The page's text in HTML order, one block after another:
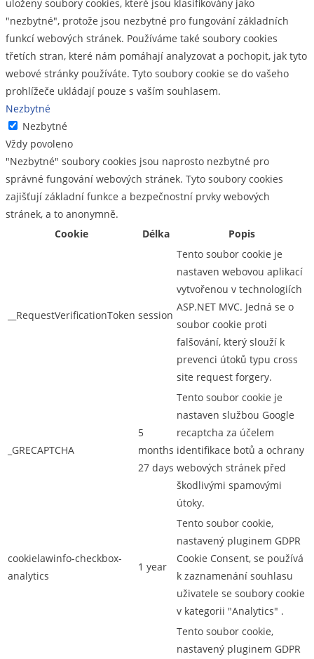
uloženy soubory cookies, které jsou klasifikovány jako
"nezbytné", protože jsou nezbytné pro fungování základních
funkcí webových stránek. Používáme také soubory cookies
třetích stran, které nám pomáhají analyzovat a pochopit, jak tyto
webové stránky používáte. Tyto soubory cookie se do vašeho
prohlížeče ukládají pouze s vaším souhlasem.
Nezbytné
Nezbytné
Vždy povoleno
"Nezbytné" soubory cookies jsou naprosto nezbytné pro
správné fungování webových stránek. Tyto soubory cookies
zajišťují základní funkce a bezpečnostní prvky webových
stránek, a to anonymně.
Cookie
Délka Popis
__RequestVerificationToken session
Tento soubor cookie je
nastaven webovou aplikací
vytvořenou v technologiích
ASP.NET MVC. Jedná se o
soubor cookie proti
falšování, který slouží k
prevenci útoků typu cross
site request forgery.
_GRECAPTCHA
5
months
27 days
Tento soubor cookie je
nastaven službou Google
recaptcha za účelem
identifikace botů a ochrany
webových stránek před
škodlivými spamovými
útoky.
cookielawinfo-checkbox-
analytics
1 year
Tento soubor cookie,
nastavený pluginem GDPR
Cookie Consent, se používá
k zaznamenání souhlasu
uživatele se soubory cookie
v kategorii "Analytics" .
Tento soubor cookie,
nastavený pluginem GDPR